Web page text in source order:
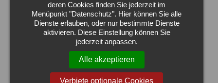
Wir sind Markenbotschafter der Oberlausitz.
deren Cookies finden Sie jederzeit im
Menüpunkt "Datenschutz". Hier können Sie alle
Dienste erlauben, oder nur bestimmte Dienste
aktivieren. Diese Einstellung können Sie
jederzeit anpassen.
Alle akzeptieren
Verbiete optionale Cookies